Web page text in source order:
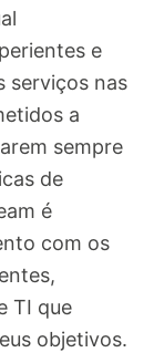
e
serviços nas
a
sempre
de
é
com os
TI que
objetivos.